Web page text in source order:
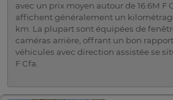
avec un prix moyen autour de 16.6M F
affichent généralement un
km. La plupart sont équipées de
caméras arrière, offrant un bon
véhicules avec direction assistée se
F Cfa.